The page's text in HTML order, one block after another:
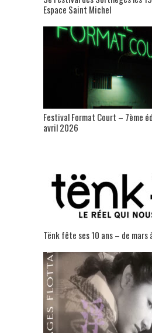
Espace Saint Michel
Festival Format Court – 7ème
avril 2026
Tënk fête ses 10 ans – de mars